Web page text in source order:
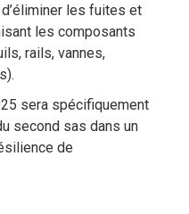
les fuites et
les composants
rails, vannes,
sera spécifiquement
second sas dans un
de